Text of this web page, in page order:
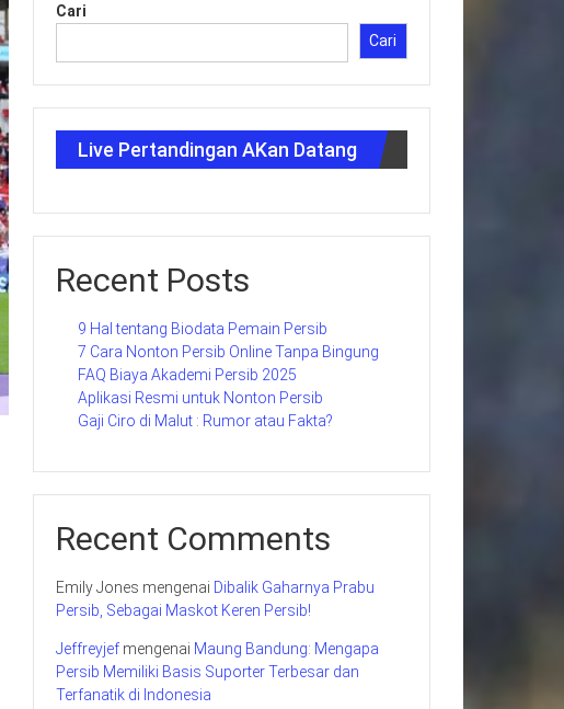
Cari
Cari
Live Pertandingan AKan Datang
Recent Posts
9 Hal tentang Biodata Pemain Persib
7 Cara Nonton Persib Online Tanpa Bingung
FAQ Biaya Akademi Persib 2025
Aplikasi Resmi untuk Nonton Persib
Gaji Ciro di Malut : Rumor atau Fakta?
Recent Comments
Emily Jones mengenai Dibalik Gaharnya Prabu
Persib, Sebagai Maskot Keren Persib!
Jeffreyjef mengenai Maung Bandung: Mengapa
Persib Memiliki Basis Suporter Terbesar dan
Terfanatik di Indonesia